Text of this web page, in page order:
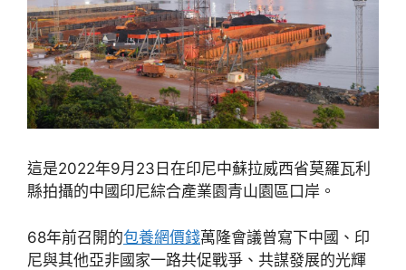
這是2022年9月23日在印尼中蘇拉威西省莫羅瓦利
縣拍攝的中國印尼綜合產業園青山園區口岸。
68年前召開的包養網價錢萬隆會議曾寫下中國、印
尼與其他亞非國家一路共促戰爭、共謀發展的光輝